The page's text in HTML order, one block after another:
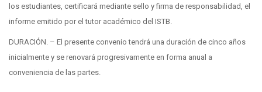
los estudiantes, certificará mediante sello y firma de responsabilidad, el
informe emitido por el tutor académico del ISTB.
DURACIÓN. – El presente convenio tendrá una duración de cinco años
inicialmente y se renovará progresivamente en forma anual a
conveniencia de las partes.